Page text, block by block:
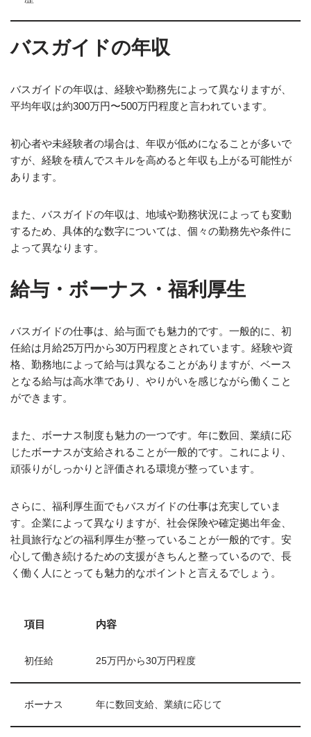
バスガイドの年収
バスガイドの年収は、経験や勤務先によって異なりますが、
平均年収は約300万円〜500万円程度と言われています。
初心者や未経験者の場合は、年収が低めになることが多いで
すが、経験を積んでスキルを高めると年収も上がる可能性が
あります。
また、バスガイドの年収は、地域や勤務状況によっても変動
するため、具体的な数字については、個々の勤務先や条件に
よって異なります。
給与・ボーナス・福利厚生
バスガイドの仕事は、給与面でも魅力的です。一般的に、初
任給は月給25万円から30万円程度とされています。経験や資
格、勤務地によって給与は異なることがありますが、ベース
となる給与は高水準であり、やりがいを感じながら働くこと
ができます。
また、ボーナス制度も魅力の一つです。年に数回、業績に応
じたボーナスが支給されることが一般的です。これにより、
頑張りがしっかりと評価される環境が整っています。
さらに、福利厚生面でもバスガイドの仕事は充実していま
す。企業によって異なりますが、社会保険や確定拠出年金、
社員旅行などの福利厚生が整っていることが一般的です。安
心して働き続けるための支援がきちんと整っているので、長
く働く人にとっても魅力的なポイントと言えるでしょう。
項目 内容
初任給 25万円から30万円程度
ボーナス 年に数回支給、業績に応じて